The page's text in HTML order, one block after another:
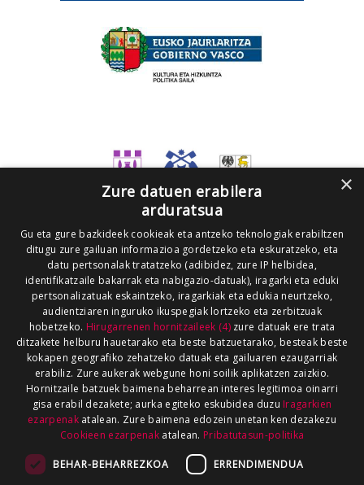
×
Zure datuen erabilera
arduratsua
Gu eta gure bazkideek cookieak eta antzeko teknologiak erabiltzen
ditugu zure gailuan informazioa gordetzeko eta eskuratzeko, eta
datu pertsonalak tratatzeko (adibidez, zure IP helbidea,
identifikatzaile bakarrak eta nabigazio-datuak), iragarki eta eduki
pertsonalizatuak eskaintzeko, iragarkiak eta edukia neurtzeko,
audientziaren inguruko ikuspegiak lortzeko eta zerbitzuak
hobetzeko. Hirugarrenen hornitzaileek (4)zure datuak ere trata
ditzakete helburu hauetarako eta beste batzuetarako, besteak beste
kokapen geografiko zehatzeko datuak eta gailuaren ezaugarriak
erabiliz. Zure aukerak webgune honi soilik aplikatzen zaizkio.
Hornitzaile batzuek baimena beharrean interes legitimoa oinarri
gisa erabil dezakete; aurka egiteko eskubidea duzu Iragarkien
ezarpenakatalean. Zure baimena edozein unetan ken dezakezu
Cookieen ezarpenak atalean. Pribatutasun-politika
BEHAR-BEHARREZKOA ERRENDIMENDUA